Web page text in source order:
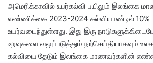
அமெரிக்காவில் உயர்கல்வி பயிலும் இலங்கை
எண்ணிக்கை 2023-2024 கல்வியாண்டில் 10%
உயர்வடைந்துள்ளது. இது இரு
உறவுகளை வலுப்படுத்தும் நற்செய்தியாகவும்
கல்வியை தேடும் இலங்கை மாணவர்களின்